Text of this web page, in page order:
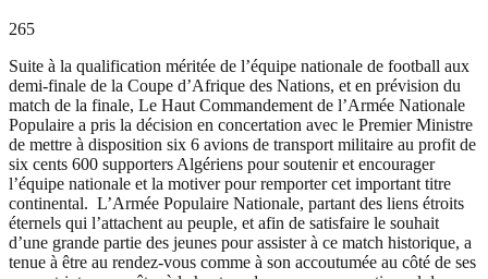
265
Suite à la qualification méritée de l’équipe nationale de football aux
demi-finale de la Coupe d’Afrique des Nations, et en prévision du
match de la finale, Le Haut Commandement de l’Armée Nationale
Populaire a pris la décision en concertation avec le Premier Ministre
de mettre à disposition six 6 avions de transport militaire au profit de
six cents 600 supporters Algériens pour soutenir et encourager
l’équipe nationale et la motiver pour remporter cet important titre
continental. L’Armée Populaire Nationale, partant des liens étroits
éternels qui l’attachent au peuple, et afin de satisfaire le souhait
d’une grande partie des jeunes pour assister à ce match historique, a
tenue à être au rendez-vous comme à son accoutumée au côté de ses